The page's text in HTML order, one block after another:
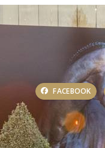
FACEBOOK